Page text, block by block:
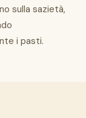
sulla sazietà,
i pasti.